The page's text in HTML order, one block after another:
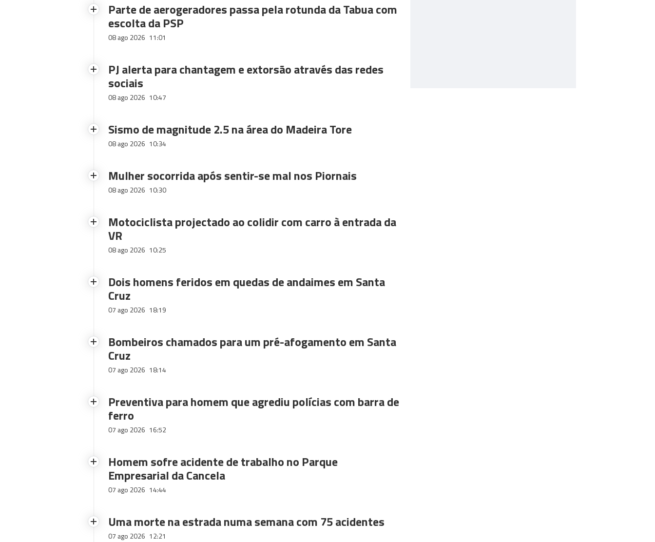
Parte de aerogeradores passa pela rotunda da Tabua com
escolta da PSP
08 ago 2026 11:01
PJ alerta para chantagem e extorsão através das redes
sociais
08 ago 2026 10:47
Sismo de magnitude 2.5 na área do Madeira Tore
08 ago 2026 10:34
Mulher socorrida após sentir-se mal nos Piornais
08 ago 2026 10:30
Motociclista projectado ao colidir com carro à entrada da
VR
08 ago 2026 10:25
Dois homens feridos em quedas de andaimes em Santa
Cruz
07 ago 2026 18:19
Bombeiros chamados para um pré-afogamento em Santa
Cruz
07 ago 2026 18:14
Preventiva para homem que agrediu polícias com barra de
ferro
07 ago 2026 16:52
Homem sofre acidente de trabalho no Parque
Empresarial da Cancela
07 ago 2026 14:44
Uma morte na estrada numa semana com 75 acidentes
07 ago 2026 12:21